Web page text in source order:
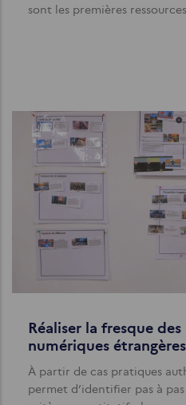
sont les premières
Réaliser la fresque
numériques étrangères
À partir de cas pratiques
permet d’identifier pas à